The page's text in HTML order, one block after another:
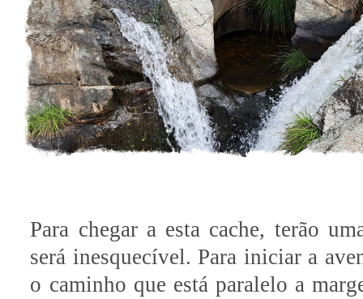
Para chegar a esta cache, terão
será inesquecível. Para iniciar a
o caminho que está paralelo a